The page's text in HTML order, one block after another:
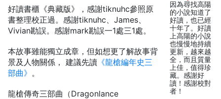
好讀書櫃《典藏版》，感謝tiknuhc參照原
書整理校正過。感謝tiknuhc、James、
Vivian勘誤。感謝mark勘誤一1處三1處。
本故事雖能獨立成章，但如想更了解故事背
景及人物關係， 建議先讀 《龍槍編年史三
部曲》 。
龍槍傳奇三部曲（Dragonlance
因為尋找高陽
的小說知道了
好讀，也已經
十年了。好讀
上高陽的小說
也慢慢地持續
更新，越來越
全，而且質量
上佳，值得珍
藏。感謝好
讀！感謝校對
者！